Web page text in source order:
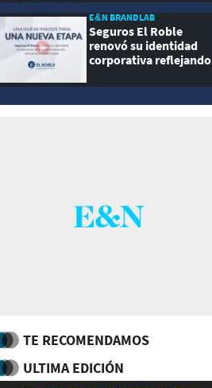
E&N BRANDLAB
Seguros El Roble
renovó su identidad
corporativa reflejando
modernidad
TE RECOMENDAMOS
ULTIMA EDICIÓN